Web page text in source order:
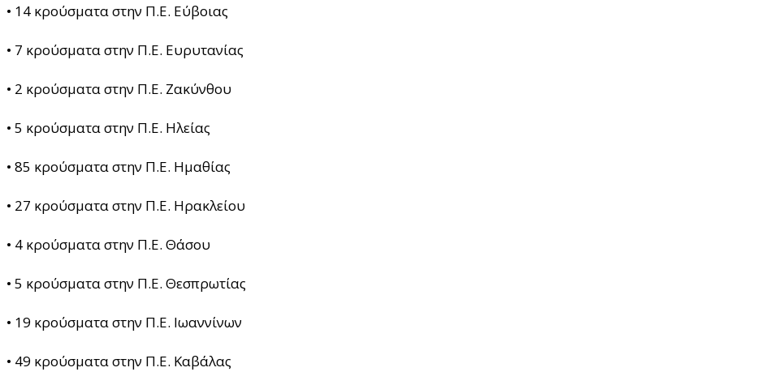
• 14 κρούσματα στην Π.Ε. Εύβοιας
• 7 κρούσματα στην Π.Ε. Ευρυτανίας
• 2 κρούσματα στην Π.Ε. Ζακύνθου
• 5 κρούσματα στην Π.Ε. Ηλείας
• 85 κρούσματα στην Π.Ε. Ημαθίας
• 27 κρούσματα στην Π.Ε. Ηρακλείου
• 4 κρούσματα στην Π.Ε. Θάσου
• 5 κρούσματα στην Π.Ε. Θεσπρωτίας
• 19 κρούσματα στην Π.Ε. Ιωαννίνων
• 49 κρούσματα στην Π.Ε. Καβάλας